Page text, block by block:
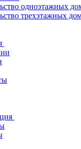
одноэтажных
трехэтажных